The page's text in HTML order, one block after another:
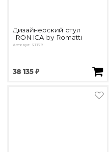
Дизайнерский стул
IRONICA by Romatti
Артикул: ST178
38 135 ₽